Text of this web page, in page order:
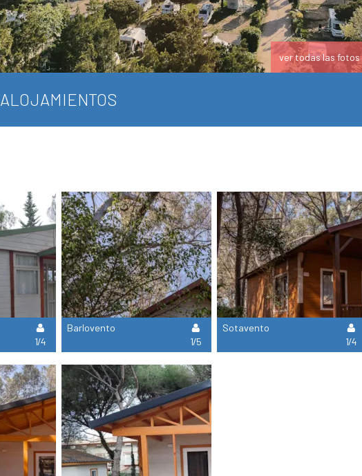
ver todas las fotos
ALOJAMIENTOS
1/4
Barlovento
1/5
Sotavento
1/4